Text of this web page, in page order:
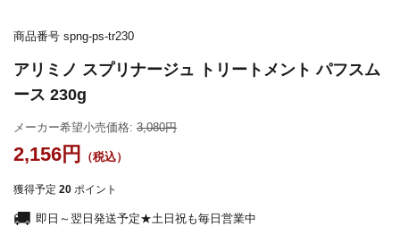
商品番号 spng-ps-tr230
アリミノ スプリナージュ トリートメント パフスム
ース 230g
メーカー希望小売価格: 3,080
2,156
獲得予定 20 ポイント
即日～翌日発送予定★土日祝も毎日営業中